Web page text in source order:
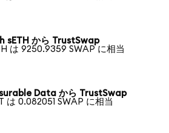
sETH から TrustSwap
は 9250.9359 SWAP に相当
Data から TrustSwap
は 0.082051 SWAP に相当